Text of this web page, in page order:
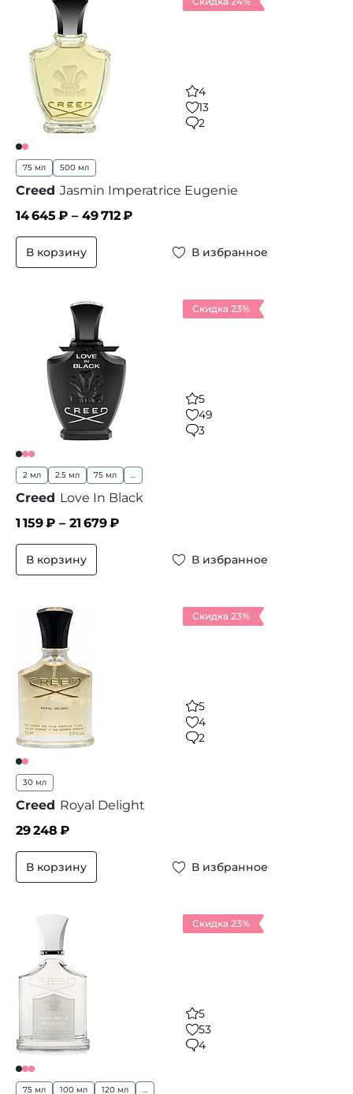
4
13
2
75 мл 500 мл
Creed Jasmin Imperatrice Eugenie
14 645 ₽ – 49 712₽
В корзину В избранное
Скидка 23%
5
49
3
2 мл 2.5 мл 75 мл ...
Creed Love In Black
1 159₽ – 21 679₽
В корзину В избранное
Скидка 23%
5
4
2
30 мл
Creed Royal Delight
29 248 ₽
В корзину В избранное
Скидка 23%
5
53
4
75 мл 100 мл 120 мл ...